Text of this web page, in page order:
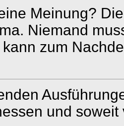
Meinung?
Niemand
zum
und